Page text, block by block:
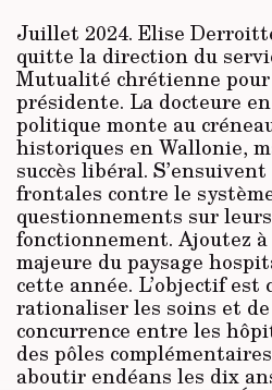
Juillet 2024. Elise
quitte la direction du
Mutualité chrétienne
présidente. La docteure
politique monte au
historiques en Wallonie,
succès libéral.
frontales contre le
questionnements sur
fonctionnement. Ajoutez
majeure du paysage
cette année. L’objectif est
rationaliser les soins et
concurrence entre les
des pôles
aboutir endéans les dix